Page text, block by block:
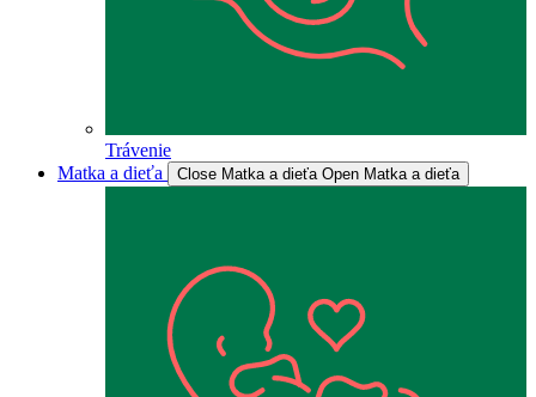
Trávenie
Matka a dieťa
Close Matka a dieťa Open Matka a dieťa